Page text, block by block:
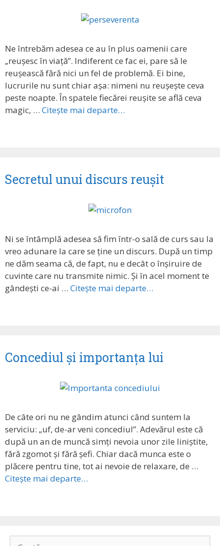
Ne întrebăm adesea ce au în plus oamenii care
„reușesc în viață”. Indiferent ce fac ei, pare să le
reușească fără nici un fel de problemă. Ei bine,
lucrurile nu sunt chiar așa: nimeni nu reușește ceva
peste noapte. În spatele fiecărei reușite se află ceva
magic, … Citește mai departe…
Secretul unui discurs reușit
Ni se întâmplă adesea să fim într-o sală de curs sau la
vreo adunare la care se ține un discurs. După un timp
ne dăm seama că, de fapt, nu e decât o înșiruire de
cuvinte care nu transmite nimic. Și în acel moment te
gândești ce-ai … Citește mai departe…
Concediul și importanța lui
De câte ori nu ne gândim atunci când suntem la
serviciu: „uf, de-ar veni concediul”. Adevărul este că
după un an de muncă simți nevoia unor zile liniștite,
fără zgomot și fără șefi. Chiar dacă munca este o
plăcere pentru tine, tot ai nevoie de relaxare, de …
Citește mai departe…